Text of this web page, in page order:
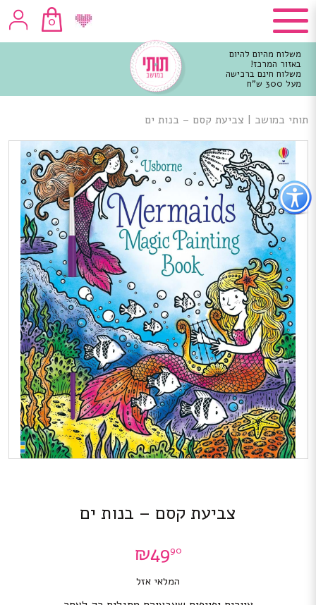
כפתור
לפתיחת
תפריט
נגישות
0
משלוח מהיום להיום
באזור המרכז!
משלוח חינם ברכישה
מעל 300 ש"ח
מרכזי
תותי במושב | צביעת קסם – בנות ים
צביעת קסם – בנות ים
₪4990
המלאי אזל